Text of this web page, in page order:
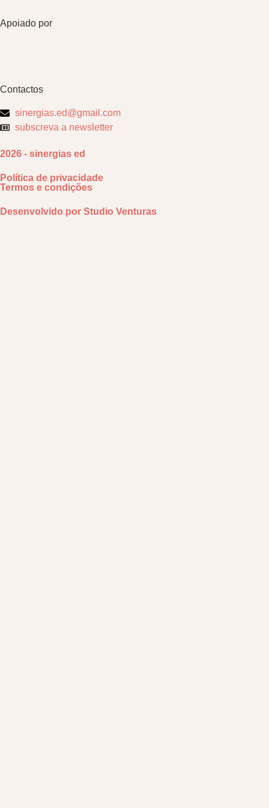
Apoiado por
Contactos
sinergias.ed@gmail.com
subscreva a newsletter
2026 - sinergias ed
Política de privacidade
Termos e condições
Desenvolvido por Studio Venturas